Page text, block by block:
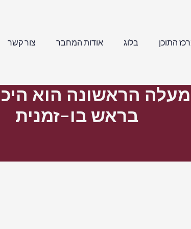
התוכן בלוג אודות המחבר צור קשר
הראשונה הוא
בראש בו-זמנית